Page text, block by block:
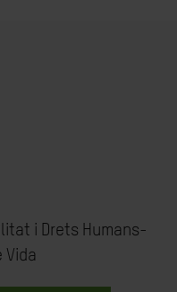
i Drets Humans-
Vida